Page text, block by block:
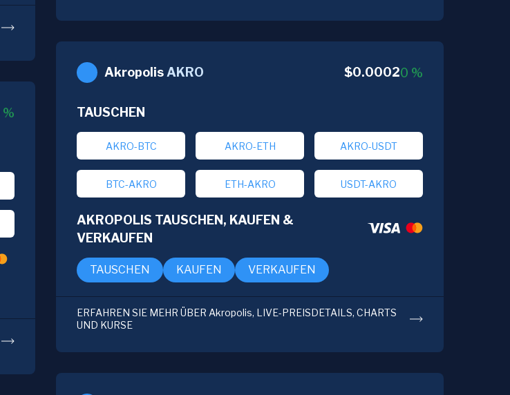
%
Akropolis AKRO $0.00020 %
TAUSCHEN
AKRO-BTC AKRO-ETH AKRO-USDT
BTC-AKRO ETH-AKRO USDT-AKRO
AKROPOLIS TAUSCHEN, KAUFEN &
VERKAUFEN
TAUSCHEN KAUFEN VERKAUFEN
ERFAHREN SIE MEHR ÜBER Akropolis, LIVE-PREISDETAILS, CHARTS
UND KURSE